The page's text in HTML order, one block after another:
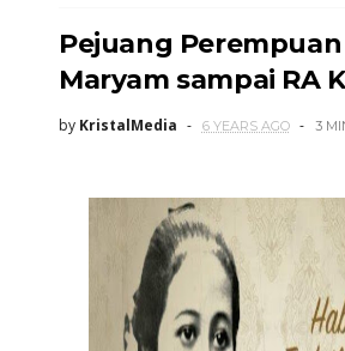
Pejuang
Maryam sampai RA
by KristalMedia 6 YEARS AGO 3